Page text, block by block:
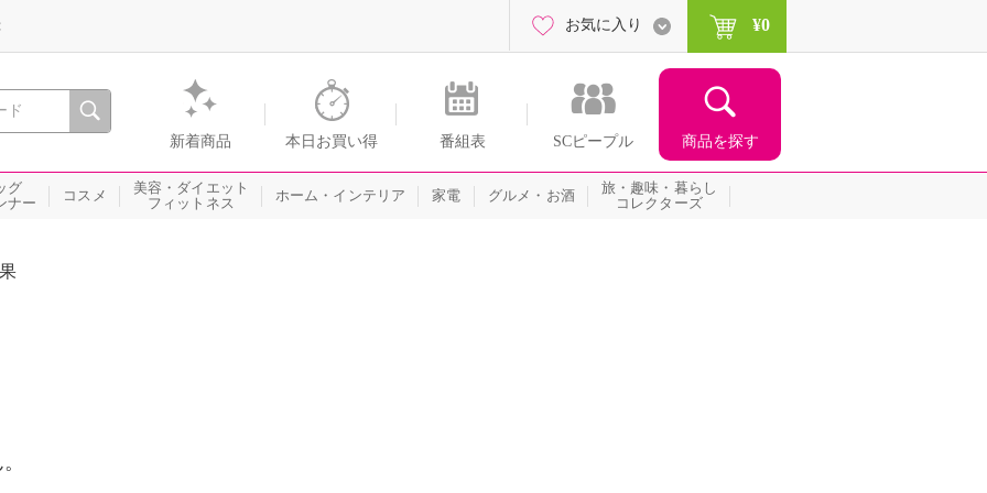
間を。通販・テレビショッピングのショップチャンネル
新着商品 本日お買い得 番組表 SCピープル 商品を探す
お気に入り ¥0
グ
ナー
コスメ
美容・ダイエット
フィットネス
ホーム・インテリア 家電 グルメ・お酒
旅・趣味・暮らし
コレクターズ